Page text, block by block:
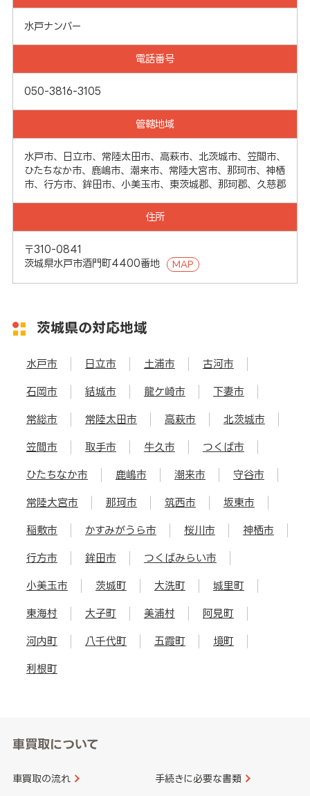
水戸ナンバー
電話番号
050-3816-3105
管轄地域
水戸市、日立市、常陸太田市、高萩市、北茨城市、笠間市、
ひたちなか市、鹿嶋市、潮来市、常陸大宮市、那珂市、神栖
市、行方市、鉾田市、小美玉市、東茨城郡、那珂郡、久慈郡
住所
〒310-0841
茨城県水戸市酒門町4400番地
MAP
茨城県の対応地域
水戸市 日立市 土浦市 古河市
石岡市 結城市 龍ケ崎市 下妻市
常総市 常陸太田市 高萩市 北茨城市
笠間市 取手市 牛久市 つくば市
ひたちなか市 鹿嶋市 潮来市 守谷市
常陸大宮市 那珂市 筑西市 坂東市
稲敷市 かすみがうら市 桜川市 神栖市
行方市 鉾田市 つくばみらい市
小美玉市 茨城町 大洗町 城里町
東海村 大子町 美浦村 阿見町
河内町 八千代町 五霞町 境町
利根町
車買取について
車買取の流れ 手続きに必要な書類